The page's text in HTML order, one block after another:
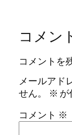
コメン
コメントを
メールアド
せん。
※ が
コメント ※